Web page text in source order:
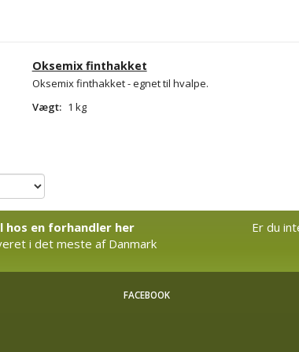
Oksemix finthakket
Oksemix finthakket - egnet til hvalpe.
Vægt: 1 kg
hos en forhandler her
i det meste af Danmark
Er du
FACEBOOK